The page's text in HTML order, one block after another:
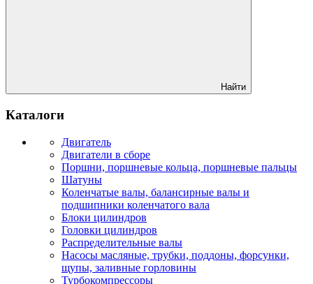
Найти
Каталоги
Двигатель
Двигатели в сборе
Поршни, поршневые кольца, поршневые пальцы
Шатуны
Коленчатые валы, балансирные валы и
подшипники коленчатого вала
Блоки цилиндров
Головки цилиндров
Распределительные валы
Насосы масляные, трубки, поддоны, форсунки,
щупы, заливные горловины
Турбокомпрессоры